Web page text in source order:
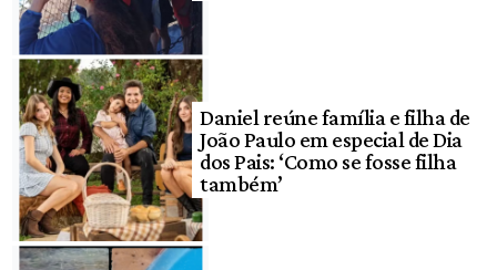
Daniel reúne família e filha de
João Paulo em especial de Dia
dos Pais: ‘Como se fosse filha
também’